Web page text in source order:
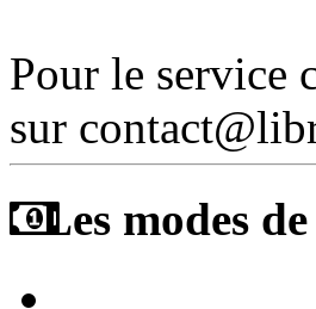
Pour le service
sur
Les modes